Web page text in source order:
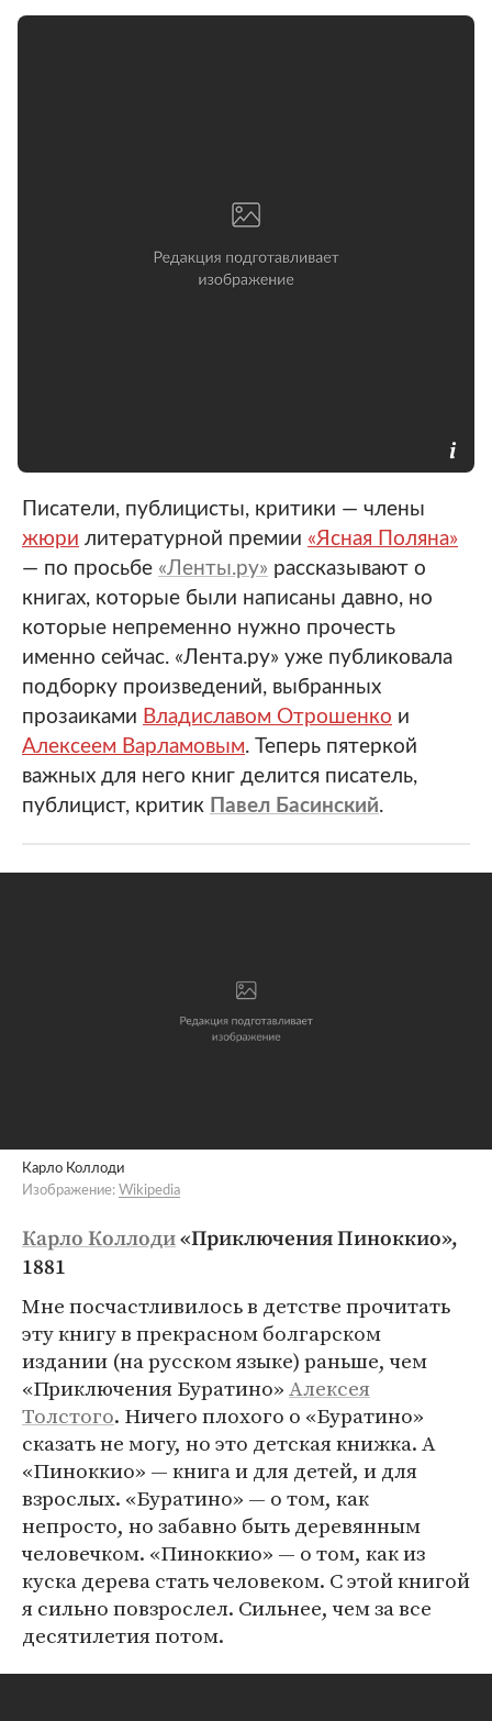
Писатели, публицисты, критики — члены
жюри литературной премии «Ясная Поляна»
— по просьбе «Ленты.ру» рассказывают о
книгах, которые были написаны давно, но
которые непременно нужно прочесть
именно сейчас. «Лента.ру» уже публиковала
подборку произведений, выбранных
прозаиками Владиславом Отрошенко и
Алексеем Варламовым. Теперь пятеркой
важных для него книг делится писатель,
публицист, критик Павел Басинский.
Карло Коллоди
Изображение: Wikipedia
Карло Коллоди«Приключения Пиноккио»,
1881
Мне посчастливилось в детстве прочитать
эту книгу в прекрасном болгарском
издании (на русском языке) раньше, чем
«Приключения Буратино»Алексея
Толстого. Ничего плохого о «Буратино»
сказать не могу, но это детская книжка. А
«Пиноккио» — книга и для детей, и для
взрослых. «Буратино» — о том, как
непросто, но забавно быть деревянным
человечком. «Пиноккио» — о том, как из
куска дерева стать человеком. С этой книгой
я сильно повзрослел. Сильнее, чем за все
десятилетия потом.